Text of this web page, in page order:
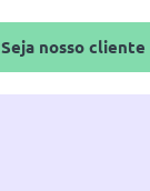
Seja nosso cliente